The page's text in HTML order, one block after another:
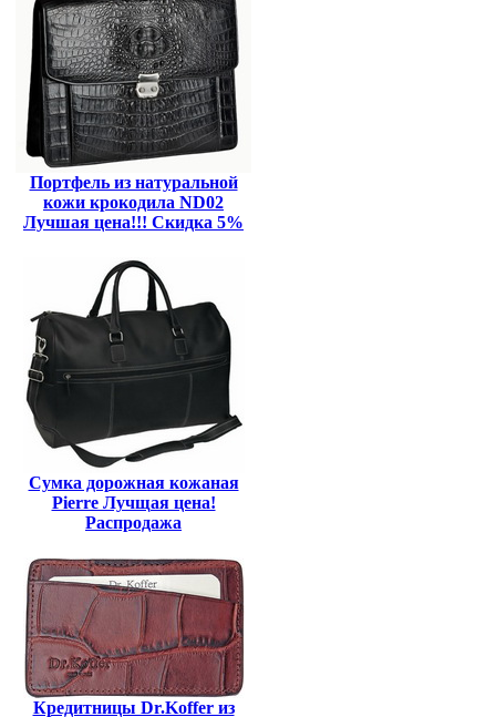
Портфель из натуральной
кожи крокодила ND02
Лучшая цена!!! Скидка 5%
Сумка дорожная кожаная
Pierre Лучщая цена!
Распродажа
Кредитницы Dr.Koffer из